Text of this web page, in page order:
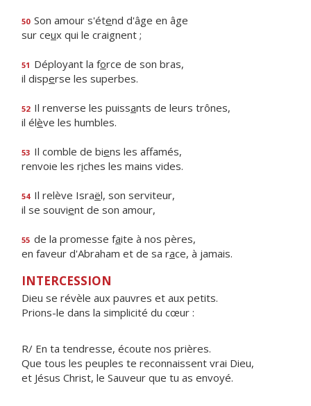
50 Son amour s'étend d'âge en âge
sur ceux qui le craignent ;
51 Déployant la force de son bras,
il disperse les superbes.
52 Il renverse les puissants de leurs trônes,
il élève les humbles.
53 Il comble de biens les affamés,
renvoie les riches les mains vides.
54 Il relève Israël, son serviteur,
il se souvient de son amour,
55 de la promesse faite à nos pères,
en faveur d'Abraham et de sa race, à jamais.
INTERCESSION
Dieu se révèle aux pauvres et aux petits.
Prions-le dans la simplicité du cœur :
R/ En ta tendresse, écoute nos prières.
Que tous les peuples te reconnaissent vrai Dieu,
et Jésus Christ, le Sauveur que tu as envoyé.